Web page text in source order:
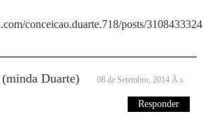
conceicao.duarte.718/posts/
Duarte)
08 de Setembro, 2014 Ã s
Responder